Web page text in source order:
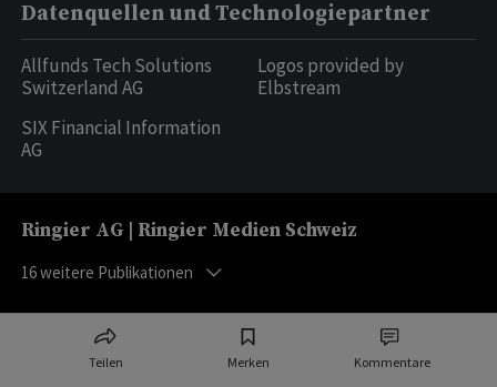
Teilen Merken Kommentare
Datenquellen und Technologiepartner
Allfunds Tech Solutions
Switzerland AG
SIX Financial Information
AG
Logos provided by
Elbstream
Ringier AG | Ringier Medien Schweiz
16weitere Publikationen